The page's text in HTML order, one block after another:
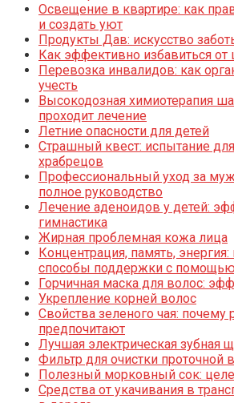
Освещение в квартире: как
и создать уют
Продукты Дав: искусство
Как эффективно избавиться
Перевозка инвалидов: как
учесть
Высокодозная химиотерапия
проходит лечение
Летние опасности для детей
Страшный квест: испытание
храбрецов
Профессиональный уход за
полное руководство
Лечение аденоидов у детей:
гимнастика
Жирная проблемная кожа лица
Концентрация, память,
способы поддержки с
Горчичная маска для волос:
Укрепление корней волос
Свойства зеленого чая:
предпочитают
Лучшая электрическая зубная
Фильтр для очистки проточной
Полезный морковный сок:
Средства от укачивания в